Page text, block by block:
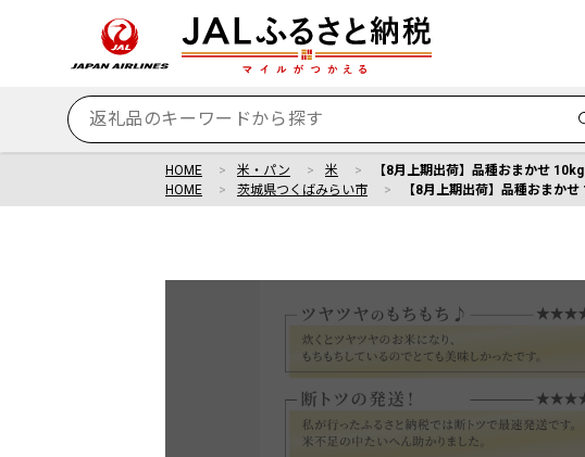
HOME 米・パン 米
【8月上期出荷】品種おまかせ
HOME
茨城県つくばみらい市 【8月上期出荷】品種おまか